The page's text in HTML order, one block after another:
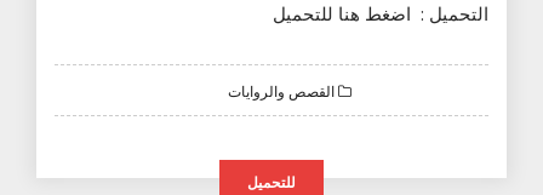
التحميل : اضغط هنا للتحميل
القصص والروايات
للتحميل